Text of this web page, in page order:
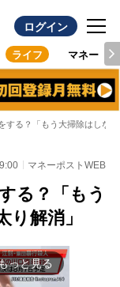
ログイン
ライフ マネー
する？「もう大掃除はしな
マネーポストWEB
る？「もう
解消」
っと見る